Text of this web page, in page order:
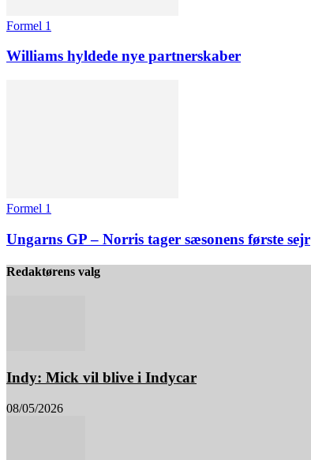
Formel 1
Williams hyldede nye partnerskaber
Formel 1
Ungarns GP – Norris tager sæsonens første sejr
Redaktørens valg
Indy: Mick vil blive i Indycar
08/05/2026